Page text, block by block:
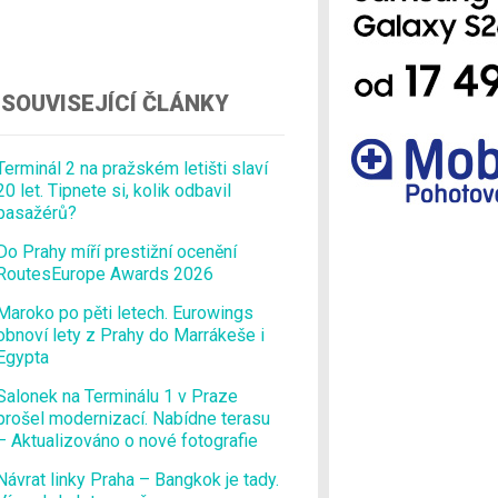
SOUVISEJÍCÍ ČLÁNKY
2 na pražském letišti slaví
let. Tipnete si, kolik odbavil
Prahy míří prestižní ocenění
Awards 2026
po pěti letech. Eurowings
lety z Prahy do Marrákeše i
na Terminálu 1 v Praze
modernizací. Nabídne terasu
Aktualizováno o nové fotografie
linky Praha – Bangkok je tady.